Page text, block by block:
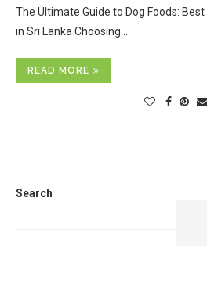
The Ultimate Guide to Dog Foods:
in Sri Lanka Choosing…
READ MORE
Search